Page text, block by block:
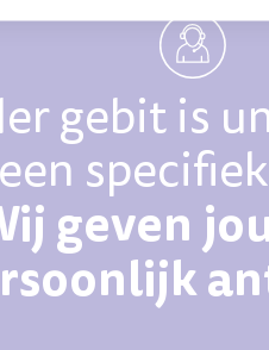
gebit is
geven